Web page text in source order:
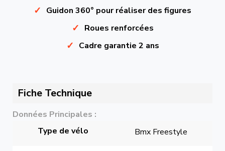
Guidon 360° pour réaliser des figures
Roues renforcées
Cadre garantie 2 ans
Fiche Technique
Données Principales
Type de vélo
Bmx Freestyle